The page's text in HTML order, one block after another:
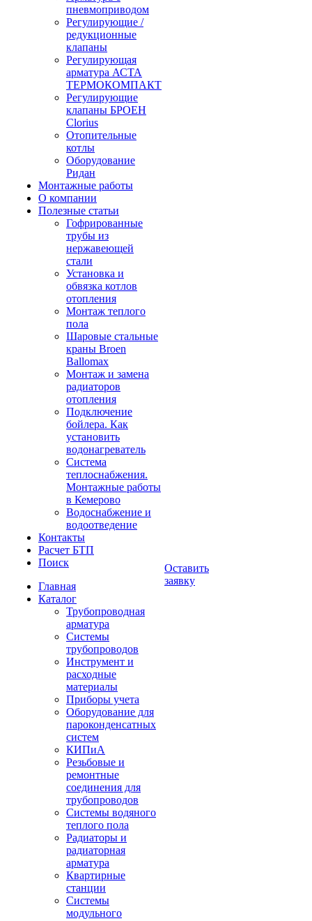
пневмоприводом
Регулирующие /
редукционные
клапаны
Регулирующая
арматура АСТА
ТЕРМОКОМПАКТ
Регулирующие
клапаны БРОЕН
Clorius
Отопительные
котлы
Оборудование
Ридан
Монтажные работы
О компании
Полезные статьи
Гофрированные
трубы из
нержавеющей
стали
Установка и
обвязка котлов
отопления
Монтаж теплого
пола
Шаровые стальные
краны Broen
Ballomax
Монтаж и замена
радиаторов
отопления
Подключение
бойлера. Как
установить
водонагреватель
Система
теплоснабжения.
Монтажные работы
в Кемерово
Водоснабжение и
водоотведение
Контакты
Расчет БТП
Поиск
Главная
Каталог
Трубопроводная
арматура
Системы
трубопроводов
Инструмент и
расходные
материалы
Приборы учета
Оборудование для
пароконденсатных
систем
КИПиА
Резьбовые и
ремонтные
соединения для
трубопроводов
Системы водяного
теплого пола
Радиаторы и
радиаторная
арматура
Квартирные
станции
Системы
модульного
Оставить
заявку